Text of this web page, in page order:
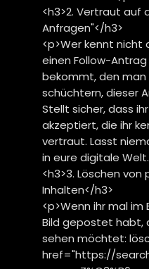
<h3>2. Vertraut auf
Anfragen"</h3>
<p>Wer kennt nicht
einen Follow-
bekommt, den man
schüchtern, dieser
Stellt sicher, dass
akzeptiert, die ihr
vertraut. Lasst
in eure digitale
<h3>3. Löschen
Inhalten</h3>
<p>Wenn ihr mal
Bild gepostet habt,
sehen möchtet:
href="https://